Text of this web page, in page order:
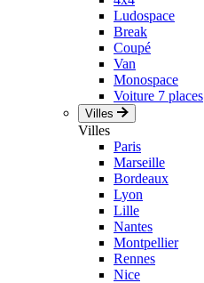
Ludospace
Break
Coupé
Van
Monospace
Voiture 7 places
Villes
Villes
Paris
Marseille
Bordeaux
Lyon
Lille
Nantes
Montpellier
Rennes
Nice